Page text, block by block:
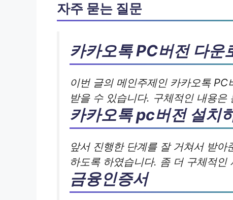
자주 묻는 질문
카카오톡 PC버전 다운
이번 글의 메인주제인 카카오톡
받을 수 있습니다. 구체적인 내용은
카카오톡 pc버전 설치
앞서 진행한 단계를 잘 거쳐서 받
하도록 하였습니다. 좀 더 구체적인
금융인증서